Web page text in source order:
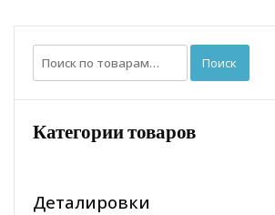
Искать: Поиск
Категории товаров
Деталировки